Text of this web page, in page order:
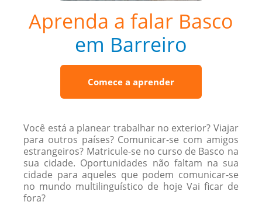
Aprenda a falar Basco
em Barreiro
Comece a aprender
Você está a planear trabalhar no exterior? Viajar
para outros países? Comunicar-se com amigos
estrangeiros? Matricule-se no curso de Basco na
sua cidade. Oportunidades não faltam na sua
cidade para aqueles que podem comunicar-se
no mundo multilinguístico de hoje Vai ficar de
fora?